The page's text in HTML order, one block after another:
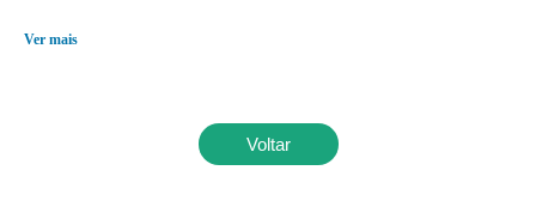
Ver mais
Voltar